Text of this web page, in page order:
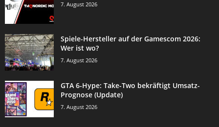
7. August 2026
Spiele-Hersteller auf der Gamescom 2026:
Wer ist wo?
7. August 2026
GTA 6-Hype: Take-Two bekräftigt Umsatz-
Prognose (Update)
7. August 2026